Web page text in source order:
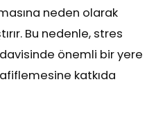
neden olarak
Bu nedenle, stres
önemli bir yere
katkıda